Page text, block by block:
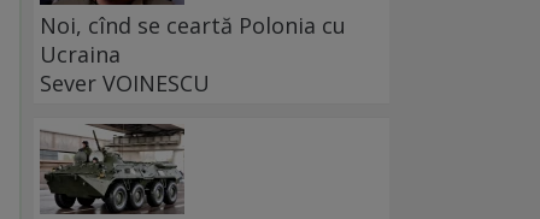
Noi, cînd se ceartă Polonia cu
Ucraina
Sever VOINESCU